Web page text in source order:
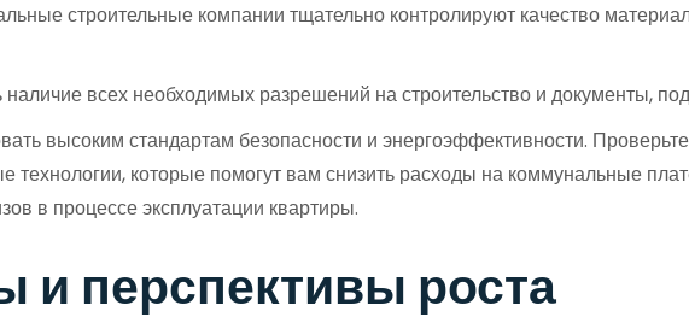
строительные компании тщательно контролируют качество
наличие всех необходимых разрешений на строительство и документы,
высоким стандартам безопасности и энергоэффективности.
технологии, которые помогут вам снизить расходы на коммунальные
в процессе эксплуатации квартиры.
и перспективы роста